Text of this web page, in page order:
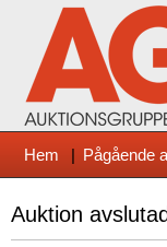
Hem | Pågående
Auktion avslutad